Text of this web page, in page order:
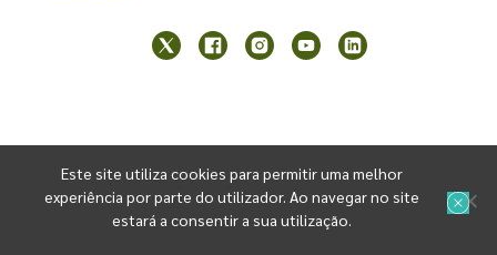
Este site utiliza cookies para permitir uma melhor
experiência por parte do utilizador. Ao navegar no site
estará a consentir a sua utilização.